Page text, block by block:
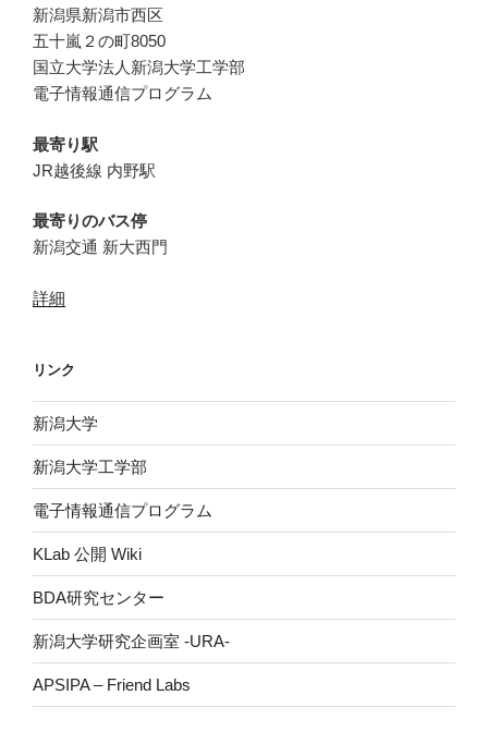
新潟県新潟市西区
五十嵐２の町8050
国立大学法人新潟大学工学部
電子情報通信プログラム
最寄り駅
JR越後線 内野駅
最寄りのバス停
新潟交通 新大西門
詳細
リンク
新潟大学
新潟大学工学部
電子情報通信プログラム
KLab 公開 Wiki
BDA研究センター
新潟大学研究企画室 -URA-
APSIPA – Friend Labs